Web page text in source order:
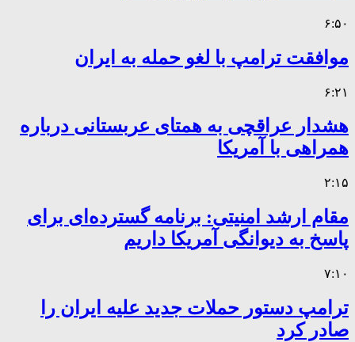
۶:۵۰
موافقت ترامپ با لغو حمله به ایران
۶:۲۱
هشدار عراقچی به همتای عربستانی درباره
همراهی با آمریکا
۲:۱۵
مقام ارشد امنیتی: برنامه گسترده‌ای برای
پاسخ به دیوانگی آمریکا داریم
۷:۱۰
ترامپ دستور حملات جدید علیه ایران را
صادر کرد